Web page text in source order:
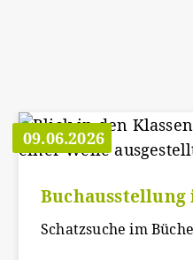
09.06.2026
Buchausstellung
Schatzsuche im